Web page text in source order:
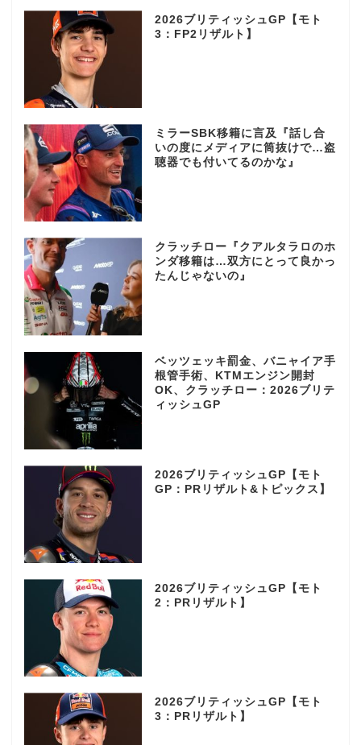
2026ブリティッシュGP【モト
3：FP2リザルト】
ミラーSBK移籍に言及『話し合
いの度にメディアに筒抜けで…盗
聴器でも付いてるのかな』
クラッチロー『クアルタラロのホ
ンダ移籍は…双方にとって良かっ
たんじゃないの』
ベッツェッキ罰金、バニャイア手
根管手術、KTMエンジン開封
OK、クラッチロー：2026ブリテ
ィッシュGP
2026ブリティッシュGP【モト
GP：PRリザルト&トピックス】
2026ブリティッシュGP【モト
2：PRリザルト】
2026ブリティッシュGP【モト
3：PRリザルト】